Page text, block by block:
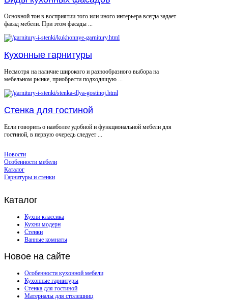
Основной тон в восприятии того или иного интерьера всегда задает
фасад мебели. При этом фасады ...
Кухонные гарнитуры
Несмотря на наличие широкого и разнообразного выбора на
мебельном рынке, приобрести подходящую ...
Стенка для гостиной
Если говорить о наиболее удобной и функциональной мебели для
гостиной, в первую очередь следует ...
Новости
Особенности мебели
Каталог
Гарнитуры и стенки
Каталог
Кухни классика
Кухни модерн
Стенки
Ванные комнаты
Новое на сайте
Особенности кухонной мебели
Кухонные гарнитуры
Стенка для гостиной
Материалы для столешниц